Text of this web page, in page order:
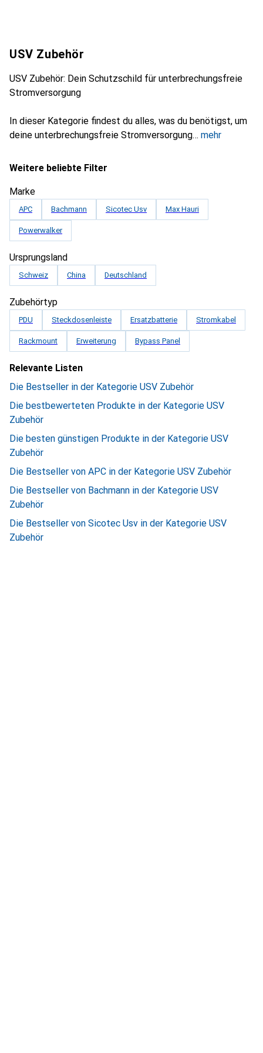
USV Zubehör
USV Zubehör: Dein Schutzschild für unterbrechungsfreie
Stromversorgung
In dieser Kategorie findest du alles, was du benötigst, um
deine unterbrechungsfreie Stromversorgung
mehr
Weitere beliebte Filter
Marke
APC Bachmann Sicotec Usv Max Hauri
Powerwalker
Ursprungsland
Schweiz China Deutschland
Zubehörtyp
PDU Steckdosenleiste Ersatzbatterie Stromkabel
Rackmount Erweiterung Bypass Panel
Relevante Listen
Die Bestseller in der Kategorie USV Zubehör
Die bestbewerteten Produkte in der Kategorie USV
Zubehör
Die besten günstigen Produkte in der Kategorie USV
Zubehör
Die Bestseller von APC in der Kategorie USV Zubehör
Die Bestseller von Bachmann in der Kategorie USV
Zubehör
Die Bestseller von Sicotec Usv in der Kategorie USV
Zubehör